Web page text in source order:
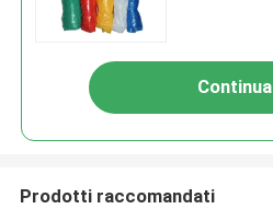
Continua
Prodotti raccomandati